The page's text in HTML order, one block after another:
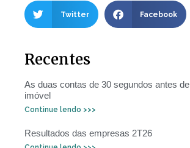
Twitter Facebook
Recentes
As duas contas de 30 segundos antes
imóvel
Continue lendo >>>
Resultados das empresas 2T26